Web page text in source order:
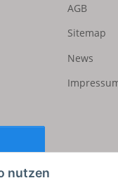
nutzen
AGB
Sitemap
News